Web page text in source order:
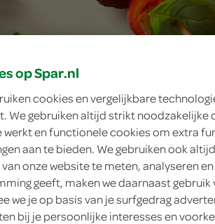
op Spar.nl
cookies en vergelijkbare
We gebruiken altijd strikt noodzakelijke
werkt en functionele cookies om extra
aan te bieden. We gebruiken ook
onze website te meten, analyseren
geeft, maken we daarnaast
we je op basis van je surfgedrag
bij je persoonlijke interesses en